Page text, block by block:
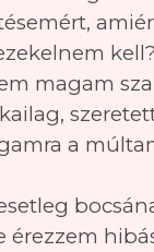
kell?
magam
a
érezzem